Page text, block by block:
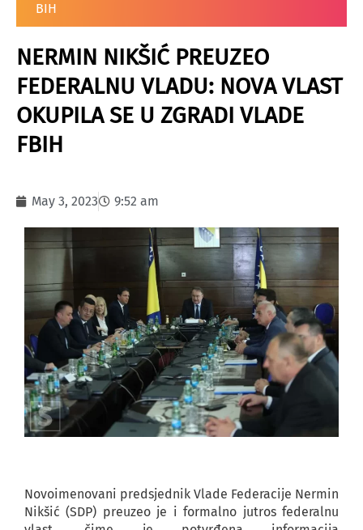
BIH
NERMIN NIKŠIĆ PREUZEO
FEDERALNU VLADU: NOVA VLAST
OKUPILA SE U ZGRADI VLADE
FBIH
May 3, 2023 9:52 am
Novoimenovani predsjednik Vlade Federacije Nermin
Nikšić (SDP) preuzeo je i formalno jutros federalnu